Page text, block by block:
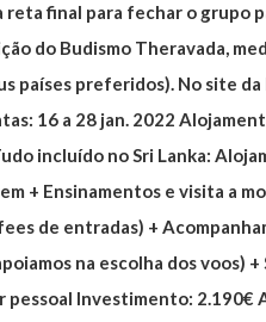
reta final para fechar o grupo
do Budismo Theravada,
países preferidos). No site
16 a 28 jan. 2022
incluído no Sri Lanka:
+ Ensinamentos e visita a
de entradas) +
na escolha dos voos)
pessoal Investimento: 2.190€